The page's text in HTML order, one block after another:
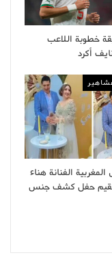
خطوبة اللاعب
أكرد
الفنانة هناء
تقيم حفل كشف جنس